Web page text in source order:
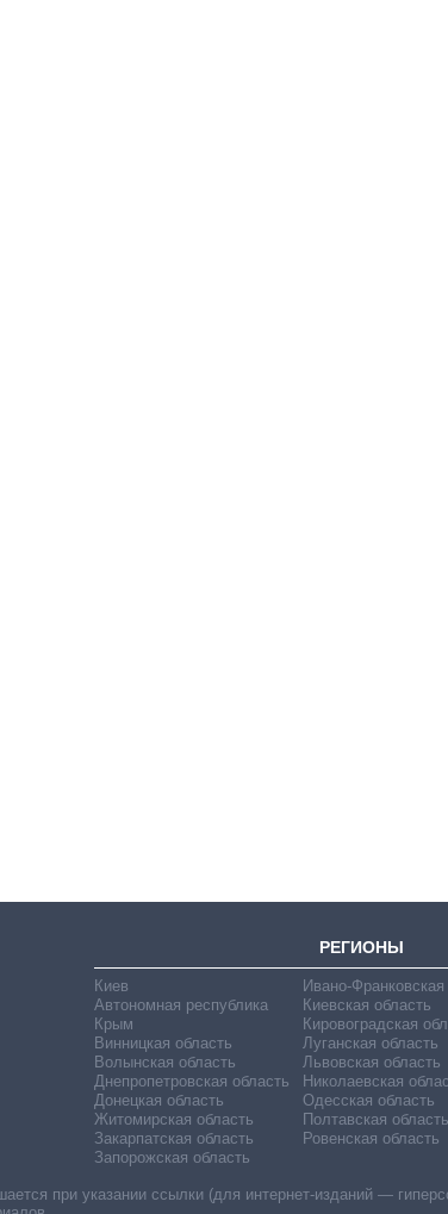
РЕГИОНЫ
Киев
Автономная республика
Крым
Винницкая область
Волынская область
Днепропетровская область
Донецкая область
Житомирская область
Закарпатская область
Запорожская область
Ивано-Франковская
Киевская область
Кировоградская
Луганская область
Львовская область
Николаевская
Одесская область
Полтавская область
Ровенская область
при указании ссылки (для интернет-изданий —